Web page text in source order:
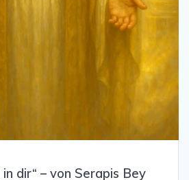
dir“ – von Serapis Bey